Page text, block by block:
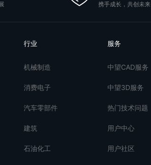
携手成长，共创未来
行业
机械制造
消费电子
汽车零部件
建筑
石油化工
服务
中望CAD服务
中望3D服务
热门技术问题
用户中心
用户社区